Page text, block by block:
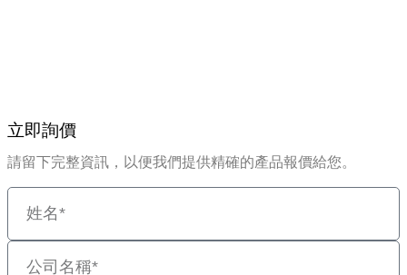
立即詢價
請留下完整資訊，以便我們提供精確的產品報價給您。